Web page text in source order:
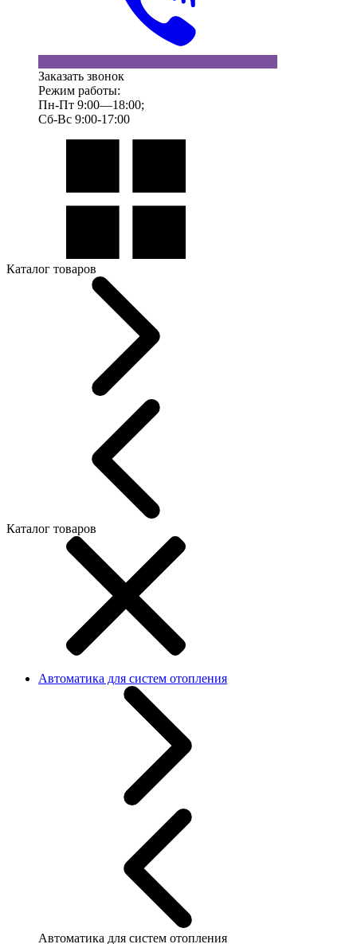
Заказать звонок
Режим работы:
Пн-Пт 9:00—18:00;
Сб-Вс 9:00-17:00
Каталог товаров
Каталог товаров
Автоматика для систем отопления
Автоматика для систем отопления